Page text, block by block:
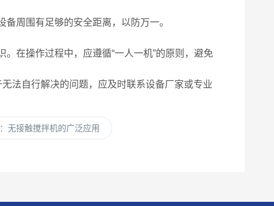
周围有足够的安全距离，以防万一。
在操作过程中，应遵循“一人一机”的原则，避免
法自行解决的问题，应及时联系设备厂家或专业
无接触搅拌机的广泛应用